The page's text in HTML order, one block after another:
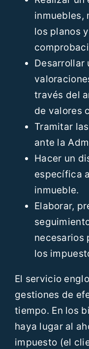
inmuebles,
los planos
Desarrollar
través del
de valores
Tramitar
ante la
Hacer un
específica
inmueble.
Elaborar,
necesarios
los
El servicio
gestiones de
tiempo. En los
haya lugar al
impuesto (el